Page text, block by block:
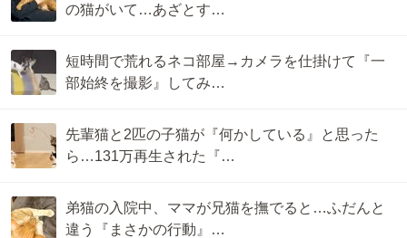
の猫がいて…あざとす…
短時間で荒れるネコ部屋→カメラを仕掛けて『一
部始終を撮影』してみ…
先輩猫と2匹の子猫が『何かしている』と思った
ら…131万再生された『…
弟猫の入院中、ママが兄猫を撫でると…ふだんと
違う『まさかの行動』…